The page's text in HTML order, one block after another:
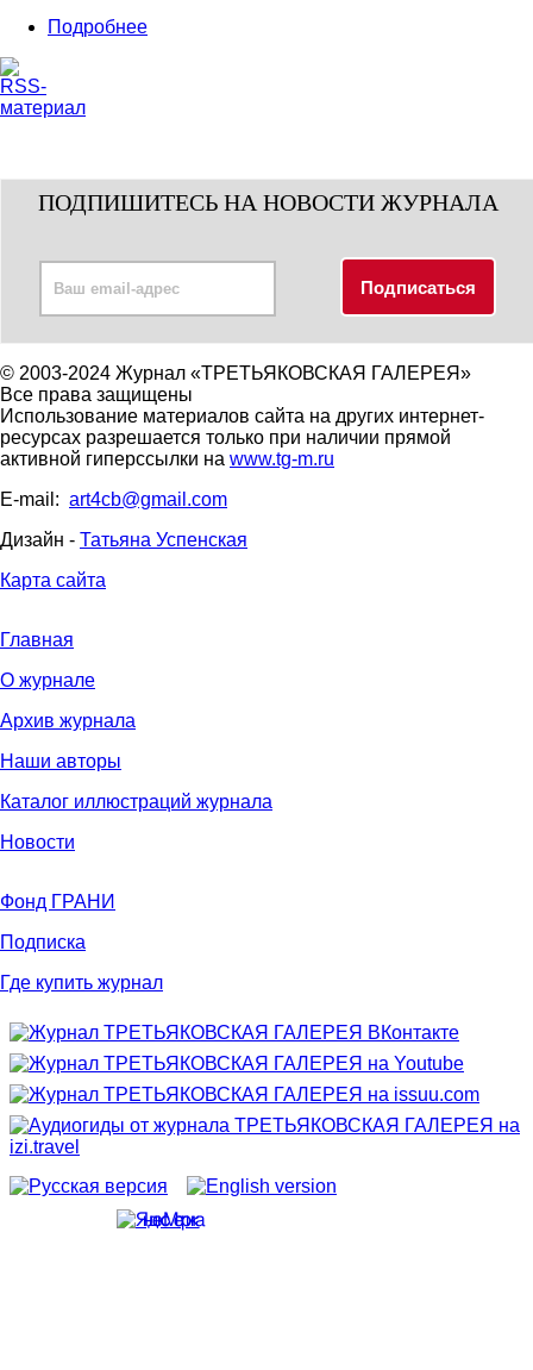
Подробнее
ПОДПИШИТЕСЬ НА НОВОСТИ ЖУРНАЛА
© 2003-2024 Журнал «ТРЕТЬЯКОВСКАЯ ГАЛЕРЕЯ»
Все права защищены
Использование материалов сайта на других интернет-
ресурсах разрешается только при наличии прямой
активной гиперссылки на www.tg-m.ru
E-mail: art4cb@gmail.com
Дизайн - Татьяна Успенская
Карта сайта
Главная
О журнале
Архив журнала
Наши авторы
Каталог иллюстраций журнала
Новости
Фонд ГРАНИ
Подписка
Где купить журнал